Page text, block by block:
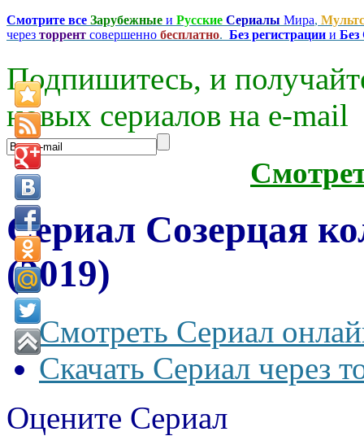
Смотрите все Зарубежные и Русские Сериалы Мира,
через торрент совершенно бесплатно. Без регистрации и
Подпишитесь, и
новых сериалов на e-mаil
Сериал Созерцая
(2019)
Смотреть Сериал
Скачать Сериал через
Оцените Сериал